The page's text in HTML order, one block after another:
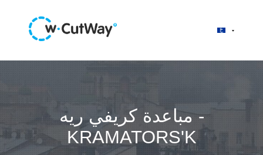
مباعدة كريفي ريه -
KRAMATORS'K